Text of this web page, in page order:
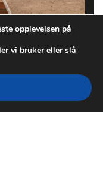
opplevelsen på
vi bruker eller slå